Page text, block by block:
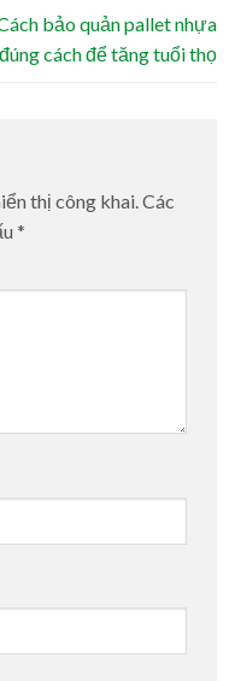
bảo quản pallet nhựa
đúng cách để tăng tuổi thọ
thị công khai. Các
*